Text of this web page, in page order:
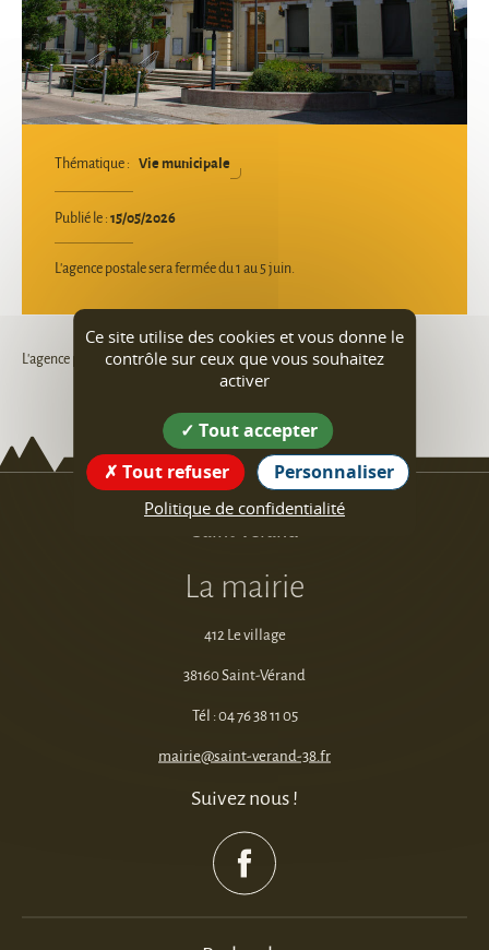
Thématique : Vie municipale
Publié le :15/05/2026
L'agence postale sera fermée du 1 au 5 juin.
L'agence postale sera fermée le vendredi 15 mai et du 1 au 5 juin.
La mairie
412 Le village
38160 Saint-Vérand
Tél : 04 76 38 11 05
mairie@saint-verand-38.fr
Suivez nous !
Ce site utilise des cookies et vous donne le
contrôle sur ceux que vous souhaitez
activer
Tout accepter
Tout refuser
Personnaliser
Politique de confidentialité